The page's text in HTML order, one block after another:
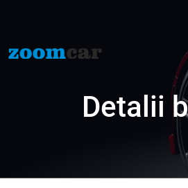
Detalii